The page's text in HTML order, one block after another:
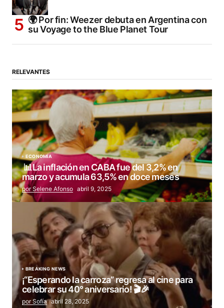
🌍 Por fin: Weezer debuta en Argentina con
su Voyage to the Blue Planet Tour
RELEVANTES
ECONOMÍA
📊La inflación en CABA fue del 3,2% en
marzo y acumula 63,5% en doce meses
por Selene Afonso abril 9, 2025
BREAKING NEWS
¡“Esperando la carroza” regresa al cine para
celebrar su 40° aniversario! 🎬🎉
por Sofía abril 28, 2025